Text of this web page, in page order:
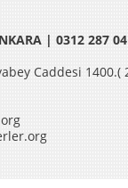
| 0312 287
Caddesi 1400.(